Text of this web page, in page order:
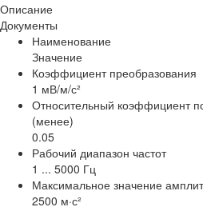
Описание
Документы
Наименование
Значение
Коэффициент преобразования
1 мВ/м/с²
Относительный коэффициент
(менее)
0.05
Рабочий диапазон частот
1 ... 5000 Гц
Максимальное значение
2500 м·с²